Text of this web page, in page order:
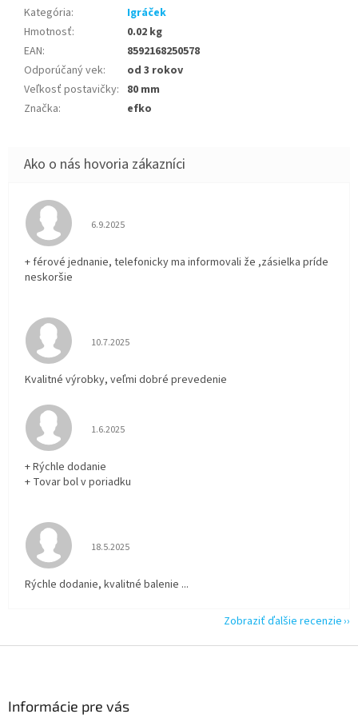
Kategória:
Igráček
Hmotnosť:
0.02 kg
EAN:
8592168250578
Odporúčaný vek:
od 3 rokov
Veľkosť postavičky: 80 mm
Značka: efko
Hodnotenie obchodu je 5 z 5 hviezdičiek.
6.9.2025
+ férové jednanie, telefonicky ma informovali že ,zásielka príde
neskoršie
Hodnotenie obchodu je 5 z 5 hviezdičiek.
10.7.2025
Kvalitné výrobky, veľmi dobré prevedenie
Hodnotenie obchodu je 5 z 5 hviezdičiek.
1.6.2025
+ Rýchle dodanie
+ Tovar bol v poriadku
Hodnotenie obchodu je 5 z 5 hviezdičiek.
18.5.2025
Rýchle dodanie, kvalitné balenie ...
Zobraziť ďalšie recenzie
Informácie pre vás